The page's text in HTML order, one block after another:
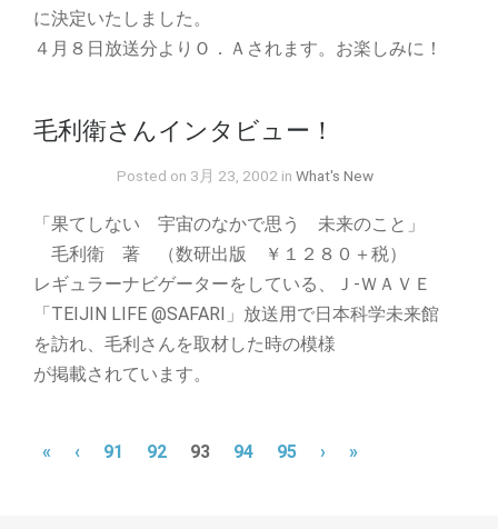
に決定いたしました。
４月８日放送分よりＯ．Ａされます。お楽しみに！
毛利衛さんインタビュー！
Posted on 3月 23, 2002 in What's New
「果てしない 宇宙のなかで思う 未来のこと」
毛利衛 著 （数研出版 ￥１２８０＋税）
レギュラーナビゲーターをしている、Ｊ-ＷＡＶＥ
「TEIJIN LIFE @SAFARI」放送用で日本科学未来館
を訪れ、毛利さんを取材した時の模様
が掲載されています。
« ‹ 91 92 93 94 95 › »